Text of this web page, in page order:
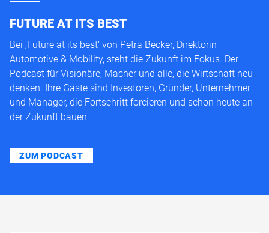
FUTURE AT ITS BEST
Bei ‚Future at its best‘ von Petra Becker, Direktorin
Automotive & Mobility, steht die Zukunft im Fokus. Der
Podcast für Visionäre, Macher und alle, die Wirtschaft neu
denken. Ihre Gäste sind Investoren, Gründer, Unternehmer
und Manager, die Fortschritt forcieren und schon heute an
der Zukunft bauen.
ZUM PODCAST